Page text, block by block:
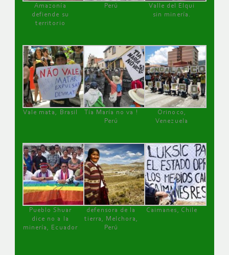
Amazonía
defiende su
territorio
Perú
Valle del Elqui
sin minería.
Vale mata, Brasil
Tía María no va !
Perú
Orinoco,
Venezuela
Pueblo Shuar
dice no a la
minería, Ecuador
defensora de la
tierra, Melchora,
Perú
Caimanes, Chile